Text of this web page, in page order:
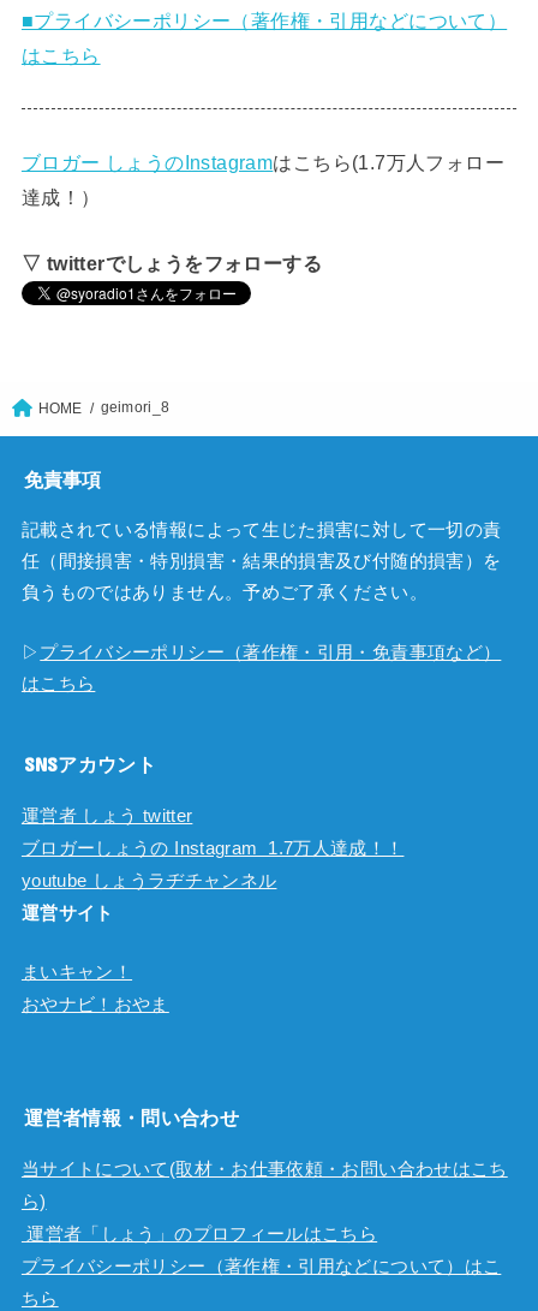
■プライバシーポリシー（著作権・引用などについて）
はこちら
ブロガー しょうのInstagramはこちら(1.7万人フォロー
達成！）
▽ twitterでしょうをフォローする
HOME geimori_8
免責事項
記載されている情報によって生じた損害に対して一切の責
任（間接損害・特別損害・結果的損害及び付随的損害）を
負うものではありません。予めご了承ください。
▷ プライバシーポリシー（著作権・引用・免責事項など）
はこちら
SNSアカウント
運営者 しょう twitter
ブロガーしょうの Instagram 1.7万人達成！！
youtube しょうラヂチャンネル
運営サイト
まいキャン！
おやナビ！おやま
運営者情報・問い合わせ
当サイトについて(取材・お仕事依頼・お問い合わせはこち
ら)
運営者「しょう」のプロフィールはこちら
プライバシーポリシー（著作権・引用などについて）はこ
ちら